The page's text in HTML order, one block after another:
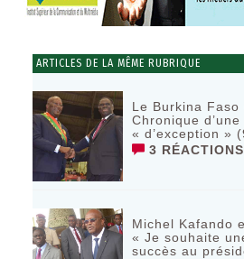
ARTICLES DE LA MÊME RUBRIQUE
Le Burkina Faso
Chronique
« d’exception »
3 RÉACTIONS
Michel Kafando
« Je souhaite
succès au